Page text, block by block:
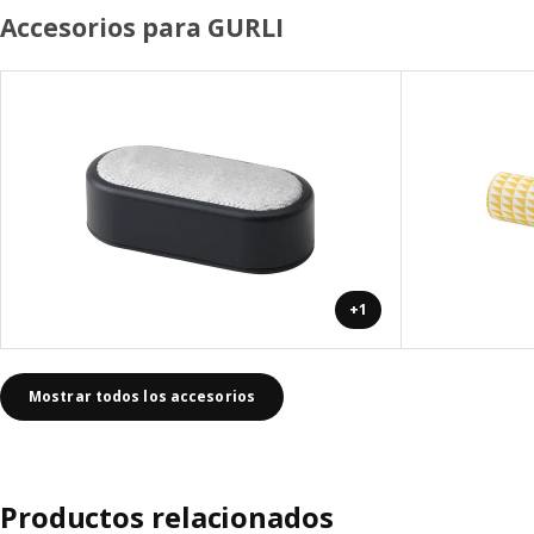
Accesorios para GURLI
+1
Mostrar todos los accesorios
Productos relacionados